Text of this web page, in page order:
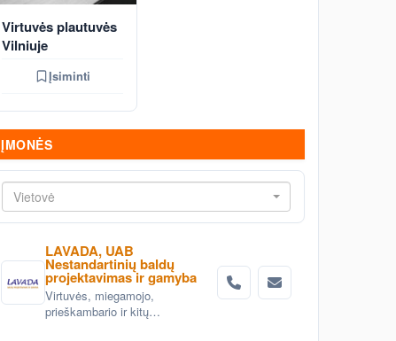
Virtuvės plautuvės
Vilniuje
Įsiminti
ĮMONĖS
Vietovė
LAVADA, UAB
Nestandartinių baldų
projektavimas ir gamyba
Virtuvės, miegamojo,
prieškambario ir kitų